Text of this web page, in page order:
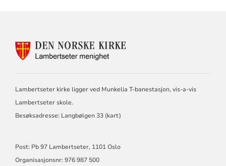
KONTAKTINFORMASJON
Lambertseter kirke ligger ved Munkelia T-banestasjon, vis-a-vis
Lambertseter skole.
Besøksadresse: Langbølgen 33 (kart)
Post: Pb 97 Lambertseter, 1101 Oslo
Organisasjonsnr: 976 987 500